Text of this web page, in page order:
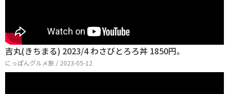
吉丸(きちまる) 2023/4 わさびとろろ丼 1850円。
にっぽんグルメ旅 / 2023-05-12